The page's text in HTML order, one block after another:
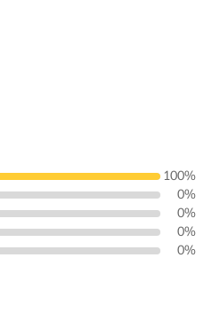
100%
0%
0%
0%
0%